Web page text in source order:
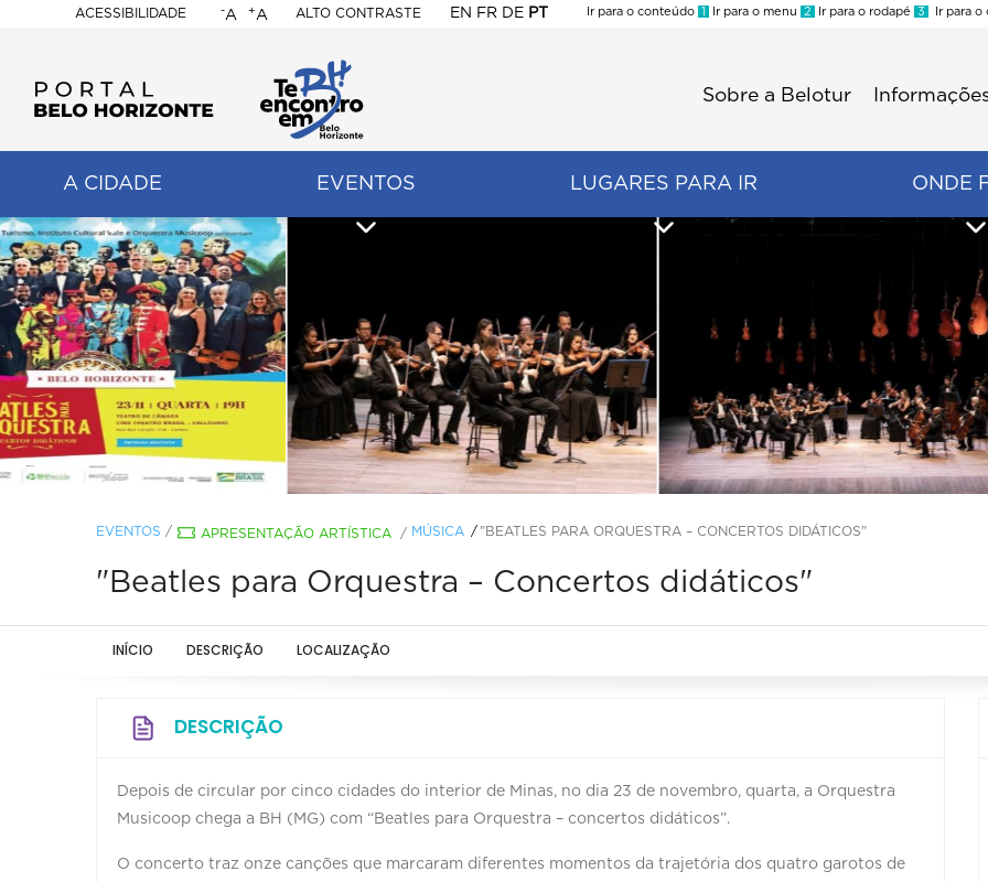
ACESSIBILIDADE
BELO
HORIZONTE
-A +A ALTO CONTRASTE EN FR DE PT
Ir para o conteúdo 1 Ir para o menu 2 Ir para o rodapé 3 Ir para o
Sobre a Belotur
A CIDADE EVENTOS LUGARES PARA IR ONDE
EVENTOS / APRESENTAÇÃO ARTÍSTICA / MÚSICA "BEATLES PARA ORQUESTRA – CONCERTOS DIDÁTICOS"
"Beatles para Orquestra – Concertos didáticos"
INÍCIO DESCRIÇÃO LOCALIZAÇÃO
DESCRIÇÃO
Depois de circular por cinco cidades do interior de Minas, no dia 23 de novembro, quarta, a Orquestra
Musicoop chega a BH (MG) com “Beatles para Orquestra – concertos didáticos”.
O concerto traz onze canções que marcaram diferentes momentos da trajetória dos quatro garotos de